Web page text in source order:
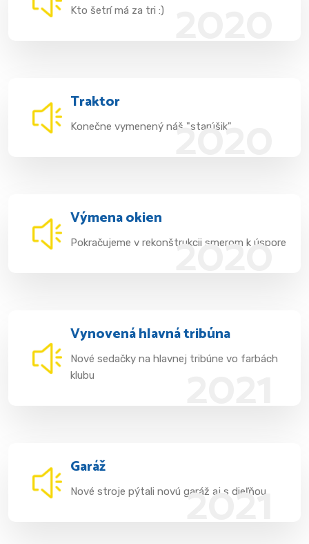
Kto šetrí má za tri :)
2020
Traktor
Konečne vymenený náš "starúšik"
2020
Výmena okien
Pokračujeme v rekonštrukcii smerom k úspore
Vynovená hlavná tribúna
Nové sedačky na hlavnej tribúne vo farbách
klubu
2021
Garáž
Nové stroje pýtali novú garáž aj s dieľňou